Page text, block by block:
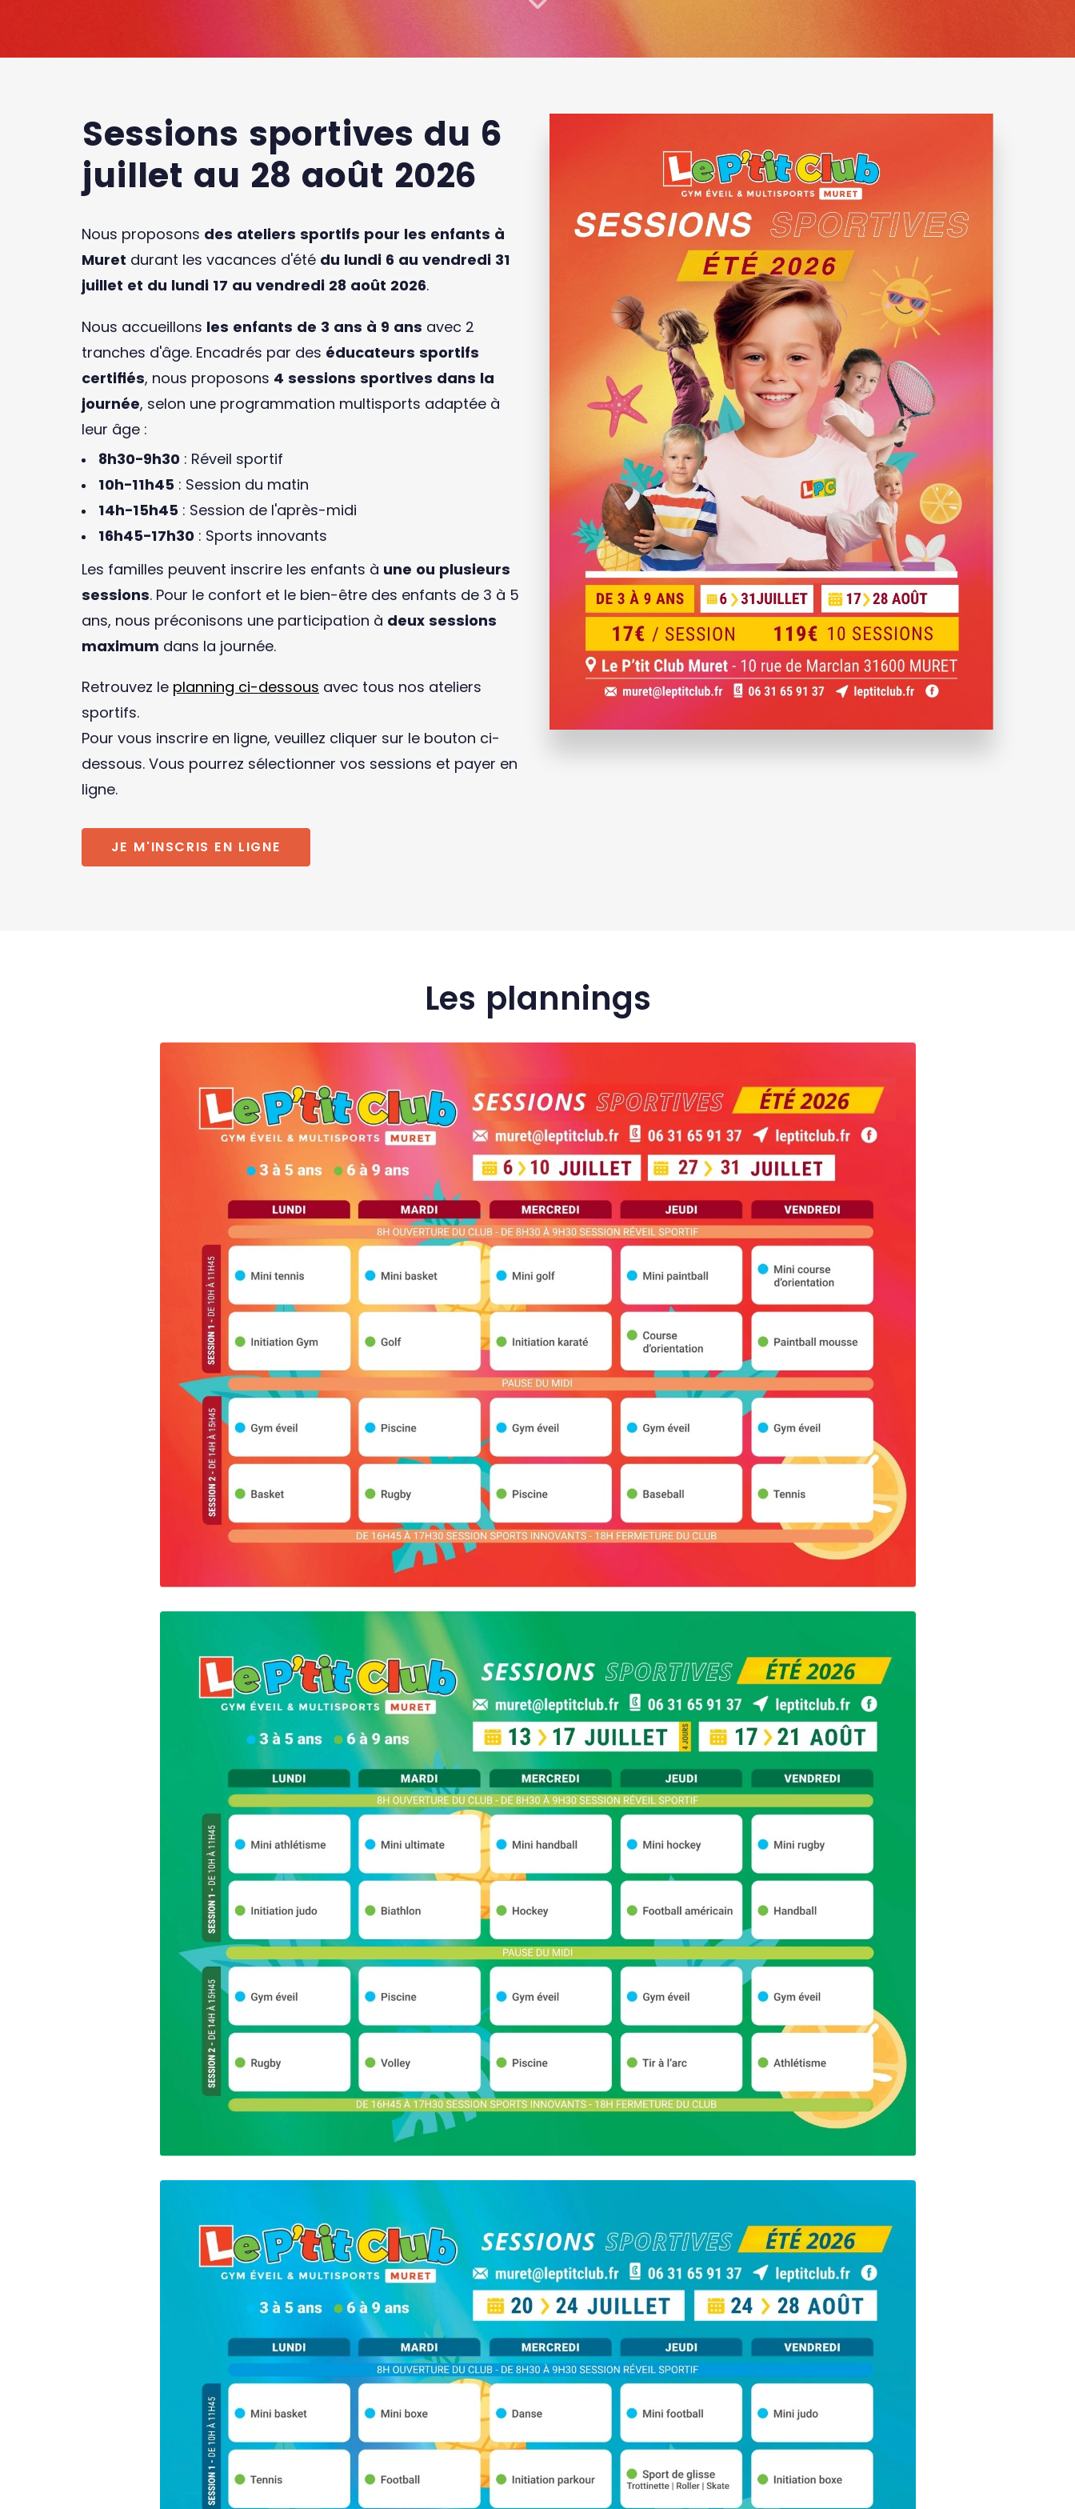
Sessions sportives du 6
juillet au 28 août 2026
Nous proposons des ateliers sportifs pour les enfants à
Muret durant les vacances d'été du lundi 6 au vendredi 31
juillet et du lundi 17 au vendredi 28 août 2026.
Nous accueillons les enfants de 3 ans à 9 ans avec 2
tranches d'âge. Encadrés par des éducateurs sportifs
certifiés, nous proposons 4 sessions sportives dans la
journée, selon une programmation multisports adaptée à
leur âge :
8h30-9h30 : Réveil sportif
10h-11h45 : Session du matin
14h-15h45 : Session de l'après-midi
16h45-17h30 : Sports innovants
Les familles peuvent inscrire les enfants à une ou plusieurs
sessions. Pour le confort et le bien-être des enfants de 3 à 5
ans, nous préconisons une participation à deux sessions
maximum dans la journée.
Retrouvez le planning ci-dessous avec tous nos ateliers
sportifs.
Pour vous inscrire en ligne, veuillez cliquer sur le bouton ci-
dessous. Vous pourrez sélectionner vos sessions et payer en
ligne.
JE M'INSCRIS EN LIGNE
Les plannings